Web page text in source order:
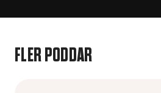
FLER PODDAR